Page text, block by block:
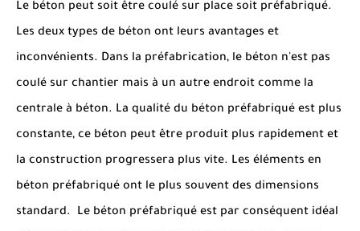
Le béton peut soit être coulé sur place soit préfabriqué.
Les deux types de béton ont leurs avantages et
inconvénients. Dans la préfabrication, le béton n'est pas
coulé sur chantier mais à un autre endroit comme la
centrale à béton. La qualité du béton préfabriqué est plus
constante, ce béton peut être produit plus rapidement et
la construction progressera plus vite. Les éléments en
béton préfabriqué ont le plus souvent des dimensions
standard. Le béton préfabriqué est par conséquent idéal